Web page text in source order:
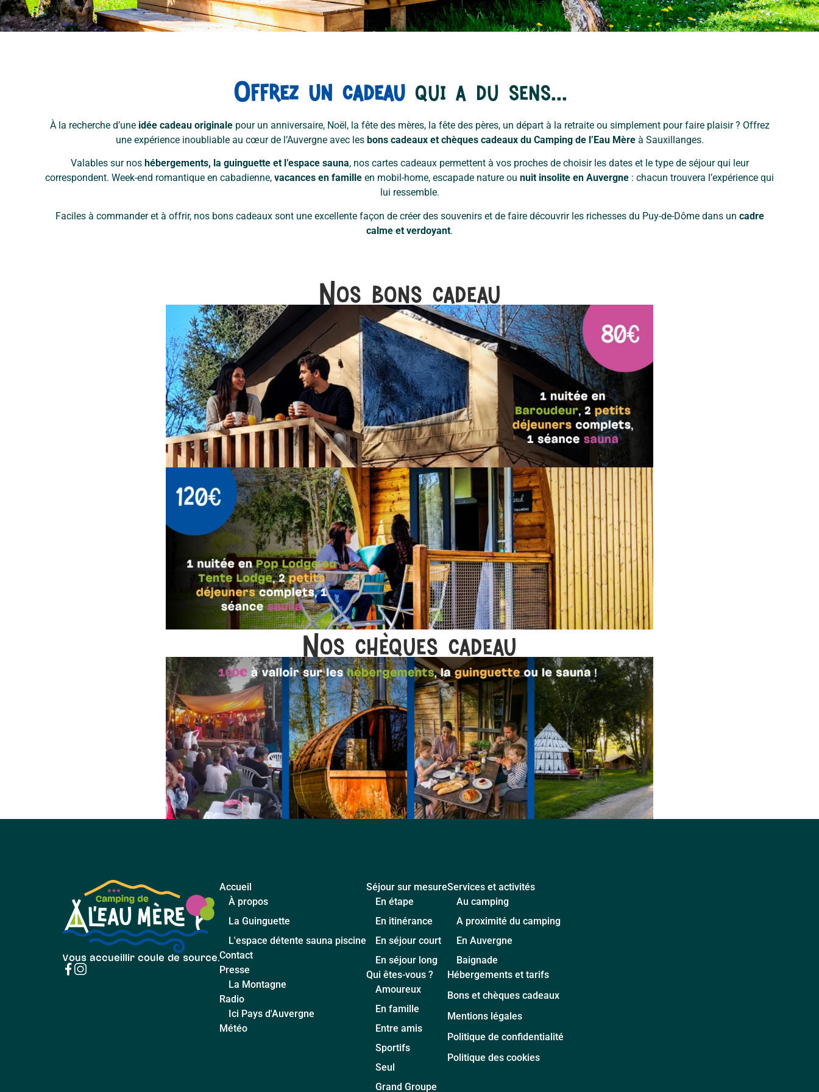
Offrez un cadeauqui a du sens...
À la recherche d’uneidée cadeau originalepour un anniversaire, Noël, la fête des mères, la fête des pères, un départ à la retraite ou simplement pour faire plaisir ? Offrez
une expérience inoubliable au cœur de l’Auvergne avec les bons cadeaux et chèques cadeaux du Camping de l’Eau Mèreà Sauxillanges.
Valables sur nos hébergements, la guinguette et l’espace sauna, nos cartes cadeaux permettent à vos proches de choisir les dates et le type de séjour qui leur
correspondent. Week-end romantique en cabadienne, vacances en famille en mobil-home, escapade nature ou nuit insolite en Auvergne : chacun trouvera l’expérience qui
lui ressemble.
Faciles à commander et à offrir, nos bons cadeaux sont une excellente façon de créer des souvenirs et de faire découvrir les richesses du Puy-de-Dôme dans un cadre
calme et verdoyant.
Nos bons cadeau
Nos chèques cadeau
Vous accueillir coule de source.
Accueil
À propos
La Guinguette
L'espace détente sauna piscine
Contact
Presse
La Montagne
Radio
Ici Pays d'Auvergne
Météo
Séjour sur mesure
En étape
En itinérance
En séjour court
En séjour long
Qui êtes-vous ?
Amoureux
En famille
Entre amis
Sportifs
Seul
Grand Groupe
Services et activités
Au camping
A proximité du camping
En Auvergne
Baignade
Hébergements et tarifs
Bons et chèques cadeaux
Mentions légales
Politique de confidentialité
Politique des cookies